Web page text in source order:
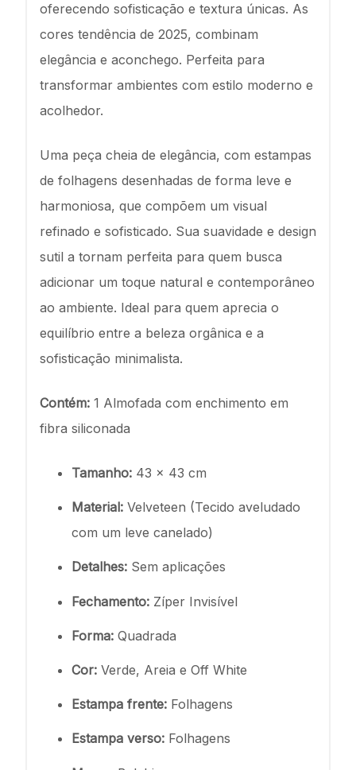
oferecendo sofisticação e textura únicas. As
cores tendência de 2025, combinam
elegância e aconchego. Perfeita para
transformar ambientes com estilo moderno e
acolhedor.
Uma peça cheia de elegância, com estampas
de folhagens desenhadas de forma leve e
harmoniosa, que compõem um visual
refinado e sofisticado. Sua suavidade e design
sutil a tornam perfeita para quem busca
adicionar um toque natural e contemporâneo
ao ambiente. Ideal para quem aprecia o
equilíbrio entre a beleza orgânica e a
sofisticação minimalista.
Contém: 1 Almofada com enchimento em
fibra siliconada
Tamanho: 43 x 43 cm
Material: Velveteen (Tecido aveludado
com um leve canelado)
Detalhes: Sem aplicações
Fechamento: Zíper Invisível
Forma: Quadrada
Cor: Verde, Areia e Off White
Estampa frente: Folhagens
Estampa verso: Folhagens